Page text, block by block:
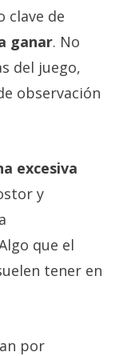
clave de
ganar. No
del juego,
observación
excesiva
y
que el
tener en
por